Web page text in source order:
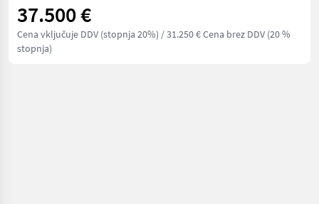
37.500 €
Cena vključuje DDV (stopnja 20%) / 31.250 € Cena brez DDV (20 %
stopnja)